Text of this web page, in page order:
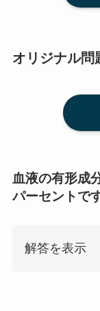
オリジナル問
血液の有形成
パーセントで
解答を表示